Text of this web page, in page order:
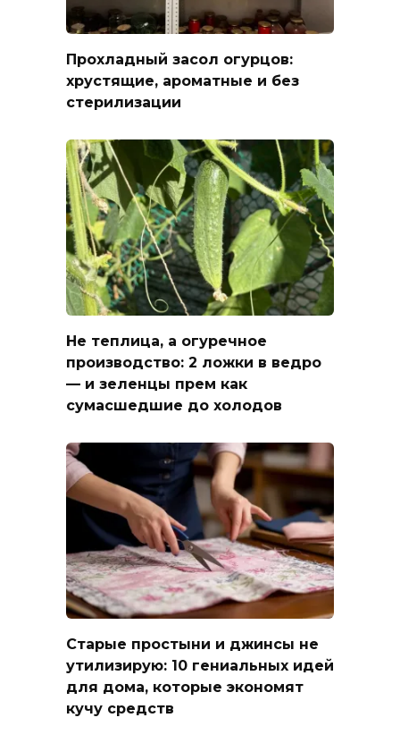
Прохладный засол огурцов:
хрустящие, ароматные и без
стерилизации
Не теплица, а огуречное
производство: 2 ложки в ведро
— и зеленцы прем как
сумасшедшие до холодов
Старые простыни и джинсы не
утилизирую: 10 гениальных идей
для дома, которые экономят
кучу средств